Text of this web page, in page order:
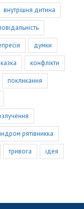
внутрішня дитина
думки
казка конфлікти
покликання
рятівникка
тривога ідея